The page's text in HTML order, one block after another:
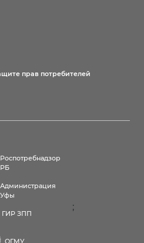
прав потребителей
Роспотребнадзор
РБ
Администрация
Уфы
ГИР ЗПП
;
ОГМУ